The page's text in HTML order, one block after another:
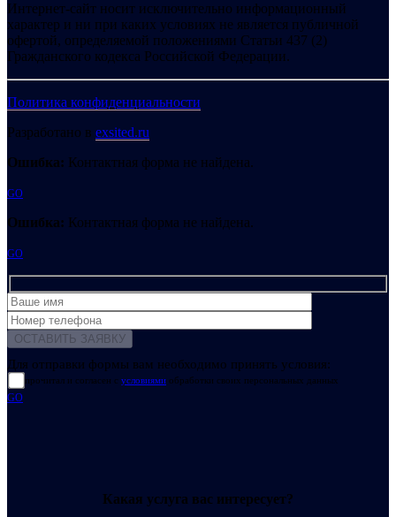
Интернет-сайт носит исключительно информационный
характер и ни при каких условиях не является публичной
офертой, определяемой положениями Статьи 437 (2)
Гражданского кодекса Российской Федерации.
Политика конфиденциальности
Разработано в exsited.ru
Ошибка: Контактная форма не найдена.
GO
Ошибка: Контактная форма не найдена.
GO
Для отправки формы вам необходимо принять условия:
прочитал и согласен с условиями обработки своих персональных данных
GO
Какая услуга вас интересует?